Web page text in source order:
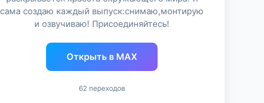
сама создаю каждый выпуск:снимаю,монтирую
и озвучиваю! Присоединяйтесь!
Открыть в MAX
62 переходов